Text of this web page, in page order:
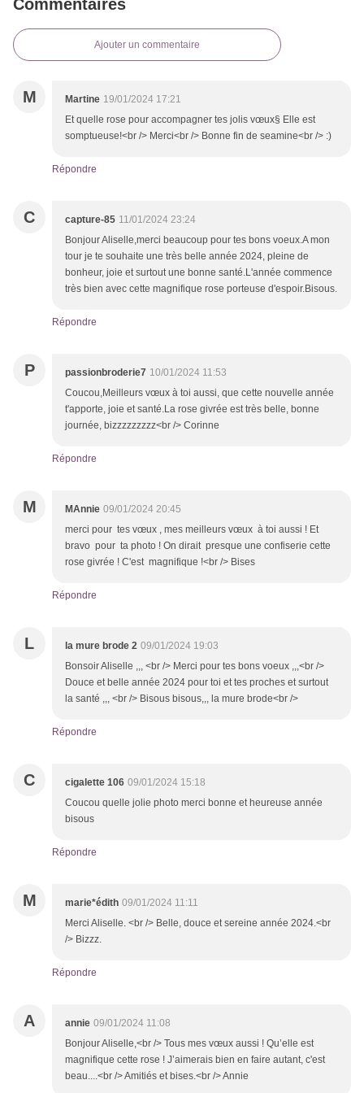
Commentaires
Ajouter un commentaire
M Martine 19/01/2024 17:21
Et quelle rose pour accompagner tes jolis vœux§ Elle est
somptueuse!<br /> Merci<br /> Bonne fin de seamine<br /> :)
Répondre
C capture-85 11/01/2024 23:24
Bonjour Aliselle,merci beaucoup pour tes bons voeux.A mon
tour je te souhaite une très belle année 2024, pleine de
bonheur, joie et surtout une bonne santé.L'année commence
très bien avec cette magnifique rose porteuse d'espoir.Bisous.
Répondre
P passionbroderie7 10/01/2024 11:53
Coucou,Meilleurs vœux à toi aussi, que cette nouvelle année
t'apporte, joie et santé.La rose givrée est très belle, bonne
journée, bizzzzzzzzz<br /> Corinne
Répondre
M MAnnie 09/01/2024 20:45
merci pour tes vœux , mes meilleurs vœux à toi aussi ! Et
bravo pour ta photo ! On dirait presque une confiserie cette
rose givrée ! C'est magnifique !<br /> Bises
Répondre
L la mure brode 2 09/01/2024 19:03
Bonsoir Aliselle ,,, <br /> Merci pour tes bons voeux ,,,<br />
Douce et belle année 2024 pour toi et tes proches et surtout
la santé ,,, <br /> Bisous bisous,,, la mure brode<br />
Répondre
C cigalette 106 09/01/2024 15:18
Coucou quelle jolie photo merci bonne et heureuse année
bisous
Répondre
M marie*édith 09/01/2024 11:11
Merci Aliselle. <br /> Belle, douce et sereine année 2024.<br
/> Bizzz.
Répondre
A annie 09/01/2024 11:08
Bonjour Aliselle,<br /> Tous mes vœux aussi ! Qu’elle est
magnifique cette rose ! J’aimerais bien en faire autant, c'est
beau....<br /> Amitiés et bises.<br /> Annie